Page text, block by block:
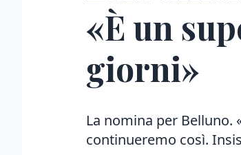
«È un
giorni»
La nomina per Belluno.
continueremo così.